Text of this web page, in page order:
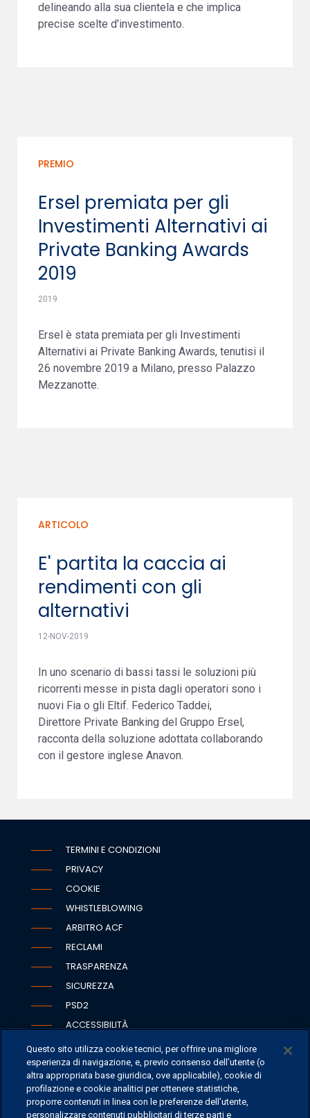
delineando alla sua clientela e che implica
precise scelte d'investimento.
PREMIO
Ersel premiata per gli
Investimenti Alternativi ai
Private Banking Awards
2019
2019
Ersel è stata premiata per gli Investimenti
Alternativi ai Private Banking Awards, tenutisi il
26 novembre 2019 a Milano, presso Palazzo
Mezzanotte.
ARTICOLO
E' partita la caccia ai
rendimenti con gli
alternativi
12-NOV-2019
In uno scenario di bassi tassi le soluzioni più
ricorrenti messe in pista dagli operatori sono i
nuovi Fia o gli Eltif. Federico Taddei,
Direttore Private Banking del Gruppo Ersel,
racconta della soluzione adottata collaborando
con il gestore inglese Anavon.
TERMINI E CONDIZIONI
PRIVACY
COOKIE
WHISTLEBLOWING
ARBITRO ACF
RECLAMI
TRASPARENZA
SICUREZZA
PSD2
ACCESSIBILITÀ
SEDI
CONTATTI
Questo sito utilizza cookie tecnici, per offrire una migliore
esperienza di navigazione, e, previo consenso dell’utente (o
altra appropriata base giuridica, ove applicabile), cookie di
profilazione e cookie analitici per ottenere statistiche,
proporre contenuti in linea con le preferenze dell’utente,
personalizzare contenuti pubblicitari di terze parti e